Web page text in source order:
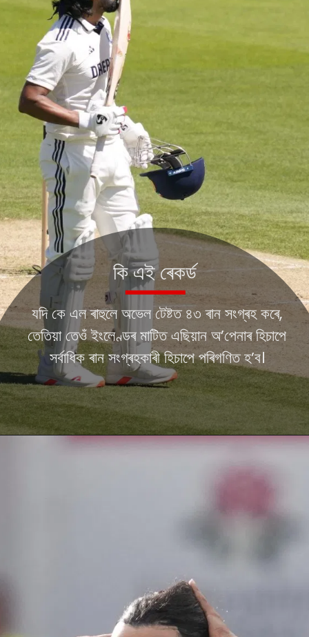
যদি কে এল ৰাহুলে অভেল টেষ্টত ৪৩ ৰান সংগ্ৰহ কৰে,
তেতিয়া তেওঁ ইংলেণ্ডৰ মাটিত এছিয়ান অ’পেনাৰ হিচাপে
সৰ্বাধিক ৰান সংগ্ৰহকাৰী হিচাপে পৰিগণিত হ’ব।
কি এই ৰেকৰ্ড